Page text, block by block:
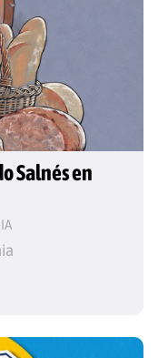
Salnés en